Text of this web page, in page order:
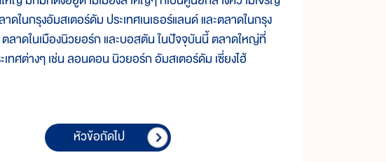
ในกรุงอัมสเตอร์ดัม ประเทศเนเธอร์แลนด์ และตลาดในกรุง
ตลาดในเมืองนิวยอร์ก และบอสตัน ในปัจจุบันนี้ ตลาดใหญ่ที่
ทศต่างๆ เช่น ลอนดอน นิวยอร์ก อัมสเตอร์ดัม เซี่ยงไฮ้
หัวข้อถัดไป